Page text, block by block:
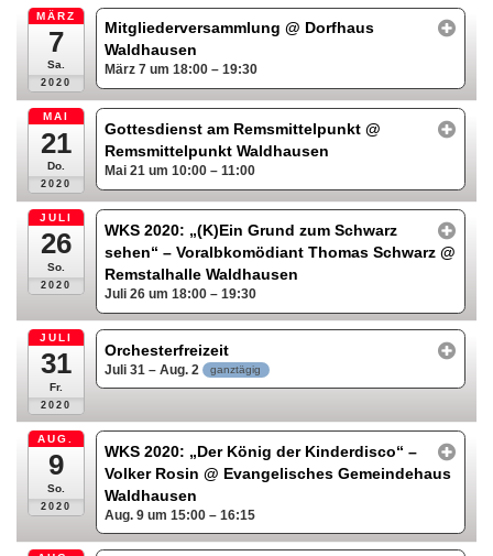
MÄRZ
7
Sa.
2020
Mitgliederversammlung@ Dorfhaus
Waldhausen
März 7 um 18:00 – 19:30
MAI
21
Do.
2020
Gottesdienst am Remsmittelpunkt@
Remsmittelpunkt Waldhausen
Mai 21 um 10:00 – 11:00
JULI
26
So.
2020
WKS 2020: „(K)Ein Grund zum Schwarz
sehen“ – Voralbkomödiant Thomas Schwarz@
Remstalhalle Waldhausen
Juli 26 um 18:00 – 19:30
JULI
31
Fr.
2020
Orchesterfreizeit
Juli 31 – Aug. 2 ganztägig
AUG.
9
So.
2020
WKS 2020: „Der König der Kinderdisco“ –
Volker Rosin@ Evangelisches Gemeindehaus
Waldhausen
Aug. 9 um 15:00 – 16:15